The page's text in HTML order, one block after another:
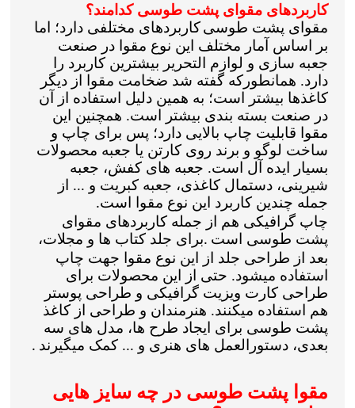
کاربردهای مقوای پشت طوسی کدامند؟
مقوای پشت طوسی کاربردهای مختلفی دارد؛ اما
بر اساس آمار مختلف این نوع مقوا در صنعت
جعبه سازی و لوازم التحریر بیشترین کاربرد را
دارد. همانطورکه گفته شد ضخامت مقوا از دیگر
کاغذها بیشتر است؛ به همین دلیل استفاده از آن
در صنعت بسته بندی بیشتر است. همچنین این
مقوا قابلیت چاپ بالایی دارد؛ پس برای چاپ و
ساخت لوگو و برند روی کارتن یا جعبه محصولات
بسیار ایده آل است. جعبه های کفش، جعبه
شیرینی، دستمال کاغذی، جعبه کبریت و ... از
جمله چندین کاربرد این نوع مقوا است.
چاپ گرافیکی هم از جمله کاربردهای مقوای
پشت طوسی است .برای جلد کتاب ها و مجلات،
بعد از طراحی جلد از این نوع مقوا جهت چاپ
استفاده میشود. حتی از این محصولات برای
طراحی کارت ویزیت گرافیکی و طراحی پوستر
هم استفاده میکنند. هنرمندان و طراحی از کاغذ
پشت طوسی برای ایجاد طرح ها، مدل های سه
بعدی، دستورالعمل های هنری و ... کمک میگیرند .
مقوا پشت طوسی در چه سایز هایی